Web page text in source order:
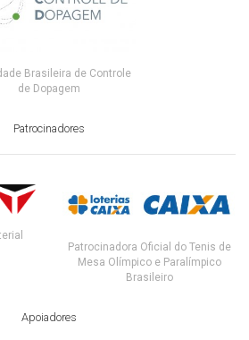
Brasileira de Controle
de Dopagem
Patrocinadores
Patrocinadora Oficial do Tenis de
Mesa Olímpico e Paralímpico
Brasileiro
Apoiadores